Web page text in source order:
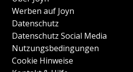
Werben auf Joyn
Datenschutz
Datenschutz Social Media
Nutzungsbedingungen
Cookie Hinweise